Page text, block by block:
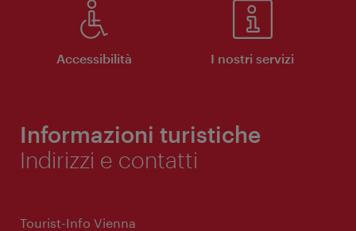
Accessibilità I nostri servizi
Informazioni turistiche
Indirizzi e contatti
Tourist-Info Vienna